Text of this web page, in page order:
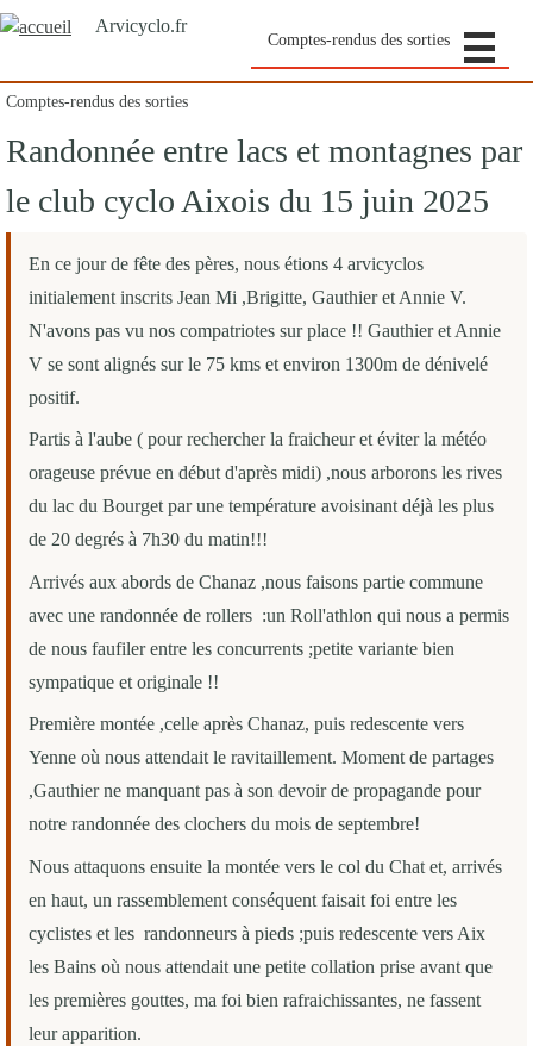
Arvicyclo.fr
Comptes-rendus des sorties
Comptes-rendus des sorties
Randonnée entre lacs et montagnes par
le club cyclo Aixois du 15 juin 2025
En ce jour de fête des pères, nous étions 4 arvicyclos
initialement inscrits Jean Mi ,Brigitte, Gauthier et Annie V.
N'avons pas vu nos compatriotes sur place !! Gauthier et Annie
V se sont alignés sur le 75 kms et environ 1300m de dénivelé
positif.
Partis à l'aube ( pour rechercher la fraicheur et éviter la météo
orageuse prévue en début d'après midi) ,nous arborons les rives
du lac du Bourget par une température avoisinant déjà les plus
de 20 degrés à 7h30 du matin!!!
Arrivés aux abords de Chanaz ,nous faisons partie commune
avec une randonnée de rollers :un Roll'athlon qui nous a permis
de nous faufiler entre les concurrents ;petite variante bien
sympatique et originale !!
Première montée ,celle après Chanaz, puis redescente vers
Yenne où nous attendait le ravitaillement. Moment de partages
,Gauthier ne manquant pas à son devoir de propagande pour
notre randonnée des clochers du mois de septembre!
Nous attaquons ensuite la montée vers le col du Chat et, arrivés
en haut, un rassemblement conséquent faisait foi entre les
cyclistes et les randonneurs à pieds ;puis redescente vers Aix
les Bains où nous attendait une petite collation prise avant que
les premières gouttes, ma foi bien rafraichissantes, ne fassent
leur apparition.